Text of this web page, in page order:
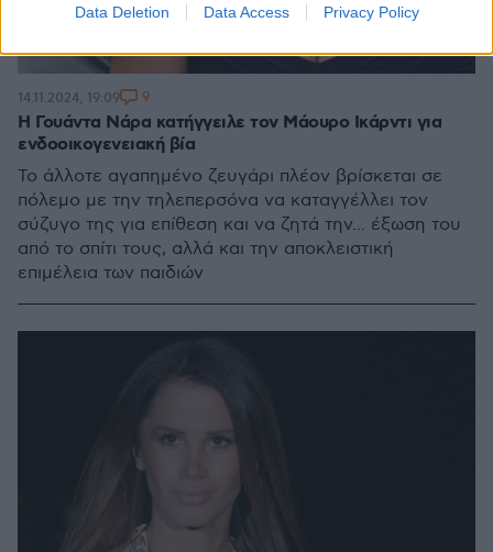
Data Deletion Data Access Privacy Policy
H Γουάντα Νάρα κατήγγειλε τον Μάουρο Ικάρντι για
ενδοοικογενειακή βία
Το άλλοτε αγαπημένο ζευγάρι πλέον βρίσκεται σε
πόλεμο με την τηλεπερσόνα να καταγγέλλει τον
σύζυγο της για επίθεση και να ζητά την... έξωση του
από το σπίτι τους, αλλά και την αποκλειστική
επιμέλεια των παιδιών
14.11.2024, 19:09 9